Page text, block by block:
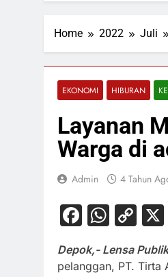
Home 2022 Juli
EKONOMI HIBURAN
Layanan
Warga di
Admin 4 Tahun
Depok,- Lensa
pelanggan, PT. Tirta